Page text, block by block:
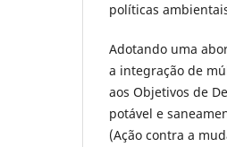
políticas
Adotando uma
a integração de
aos Objetivos de
potável e
(Ação contra a